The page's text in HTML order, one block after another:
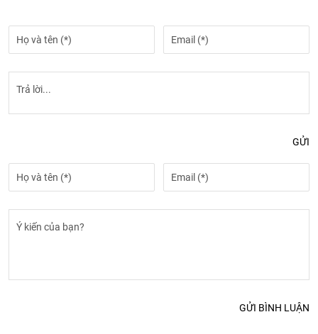
GỬI
GỬI BÌNH LUẬN